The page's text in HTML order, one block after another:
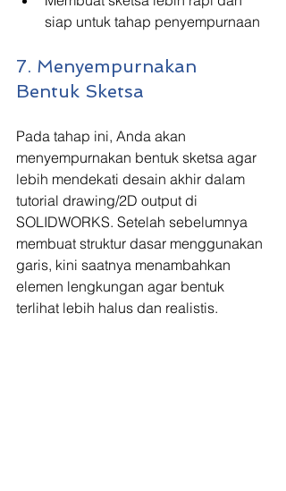
siap untuk tahap penyempurnaan
7. Menyempurnakan
Bentuk Sketsa
Pada tahap ini, Anda akan
menyempurnakan bentuk sketsa agar
lebih mendekati desain akhir dalam
tutorial drawing/2D output di
SOLIDWORKS. Setelah sebelumnya
membuat struktur dasar menggunakan
garis, kini saatnya menambahkan
elemen lengkungan agar bentuk
terlihat lebih halus dan realistis.